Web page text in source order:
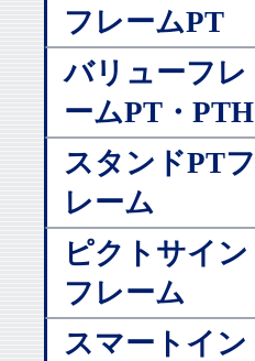
フレームPT
バリューフレ
ームPT・PTH
スタンドPTフ
レーム
ピクトサイン
フレーム
スマートイン